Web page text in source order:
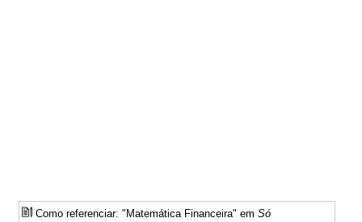
Como referenciar: "Matemática Financeira" emSó